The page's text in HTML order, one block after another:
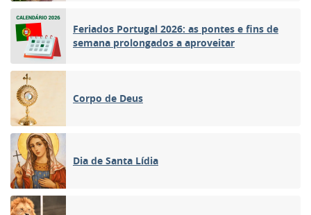
Feriados Portugal 2026: as pontes e fins de
semana prolongados a aproveitar
Corpo de Deus
Dia de Santa Lídia